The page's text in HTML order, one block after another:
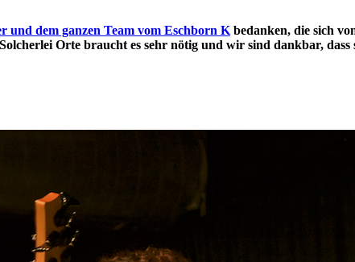
und dem ganzen Team vom Eschborn K bedanken, die sich
Orte braucht es sehr nötig und wir sind dankbar, dass